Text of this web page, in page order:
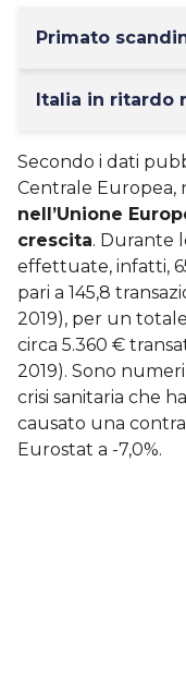
Primato
Italia in ritardo
Secondo i dati
Centrale Europea,
nell’Unione
crescita. Durante
effettuate, infatti,
pari a 145,8
2019), per un
circa 5.360 €
2019). Sono
crisi sanitaria che
causato una
Eurostat a -7,0%.